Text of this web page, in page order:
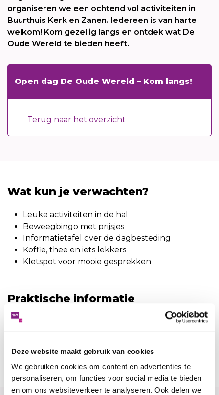
Deze website maakt gebruik van cookies
We gebruiken cookies om content en advertenties te
personaliseren, om functies voor social media te bieden
en om ons websiteverkeer te analyseren. Ook delen we
organiseren we een ochtend vol activiteiten in
Buurthuis Kerk en Zanen. Iedereen is van harte
welkom! Kom gezellig langs en ontdek wat De
Oude Wereld te bieden heeft.
Open dag De Oude Wereld – Kom langs!
Terug naar het overzicht
Wat kun je verwachten?
Leuke activiteiten in de hal
Beweegbingo met prijsjes
Informatietafel over de dagbesteding
Koffie, thee en iets lekkers
Kletspot voor mooie gesprekken
Praktische informatie
📅 Donderdag 10 april 2025
🕒 10.00 – 12.00 uur
2408 NV Alphen aan den Rijn